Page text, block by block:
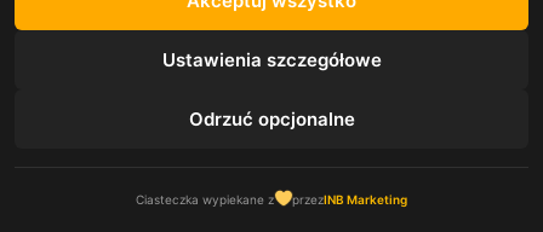
Ustawienia szczegółowe
Odrzuć opcjonalne
Ciasteczka wypiekane z przezINB Marketing
Zadzwoń